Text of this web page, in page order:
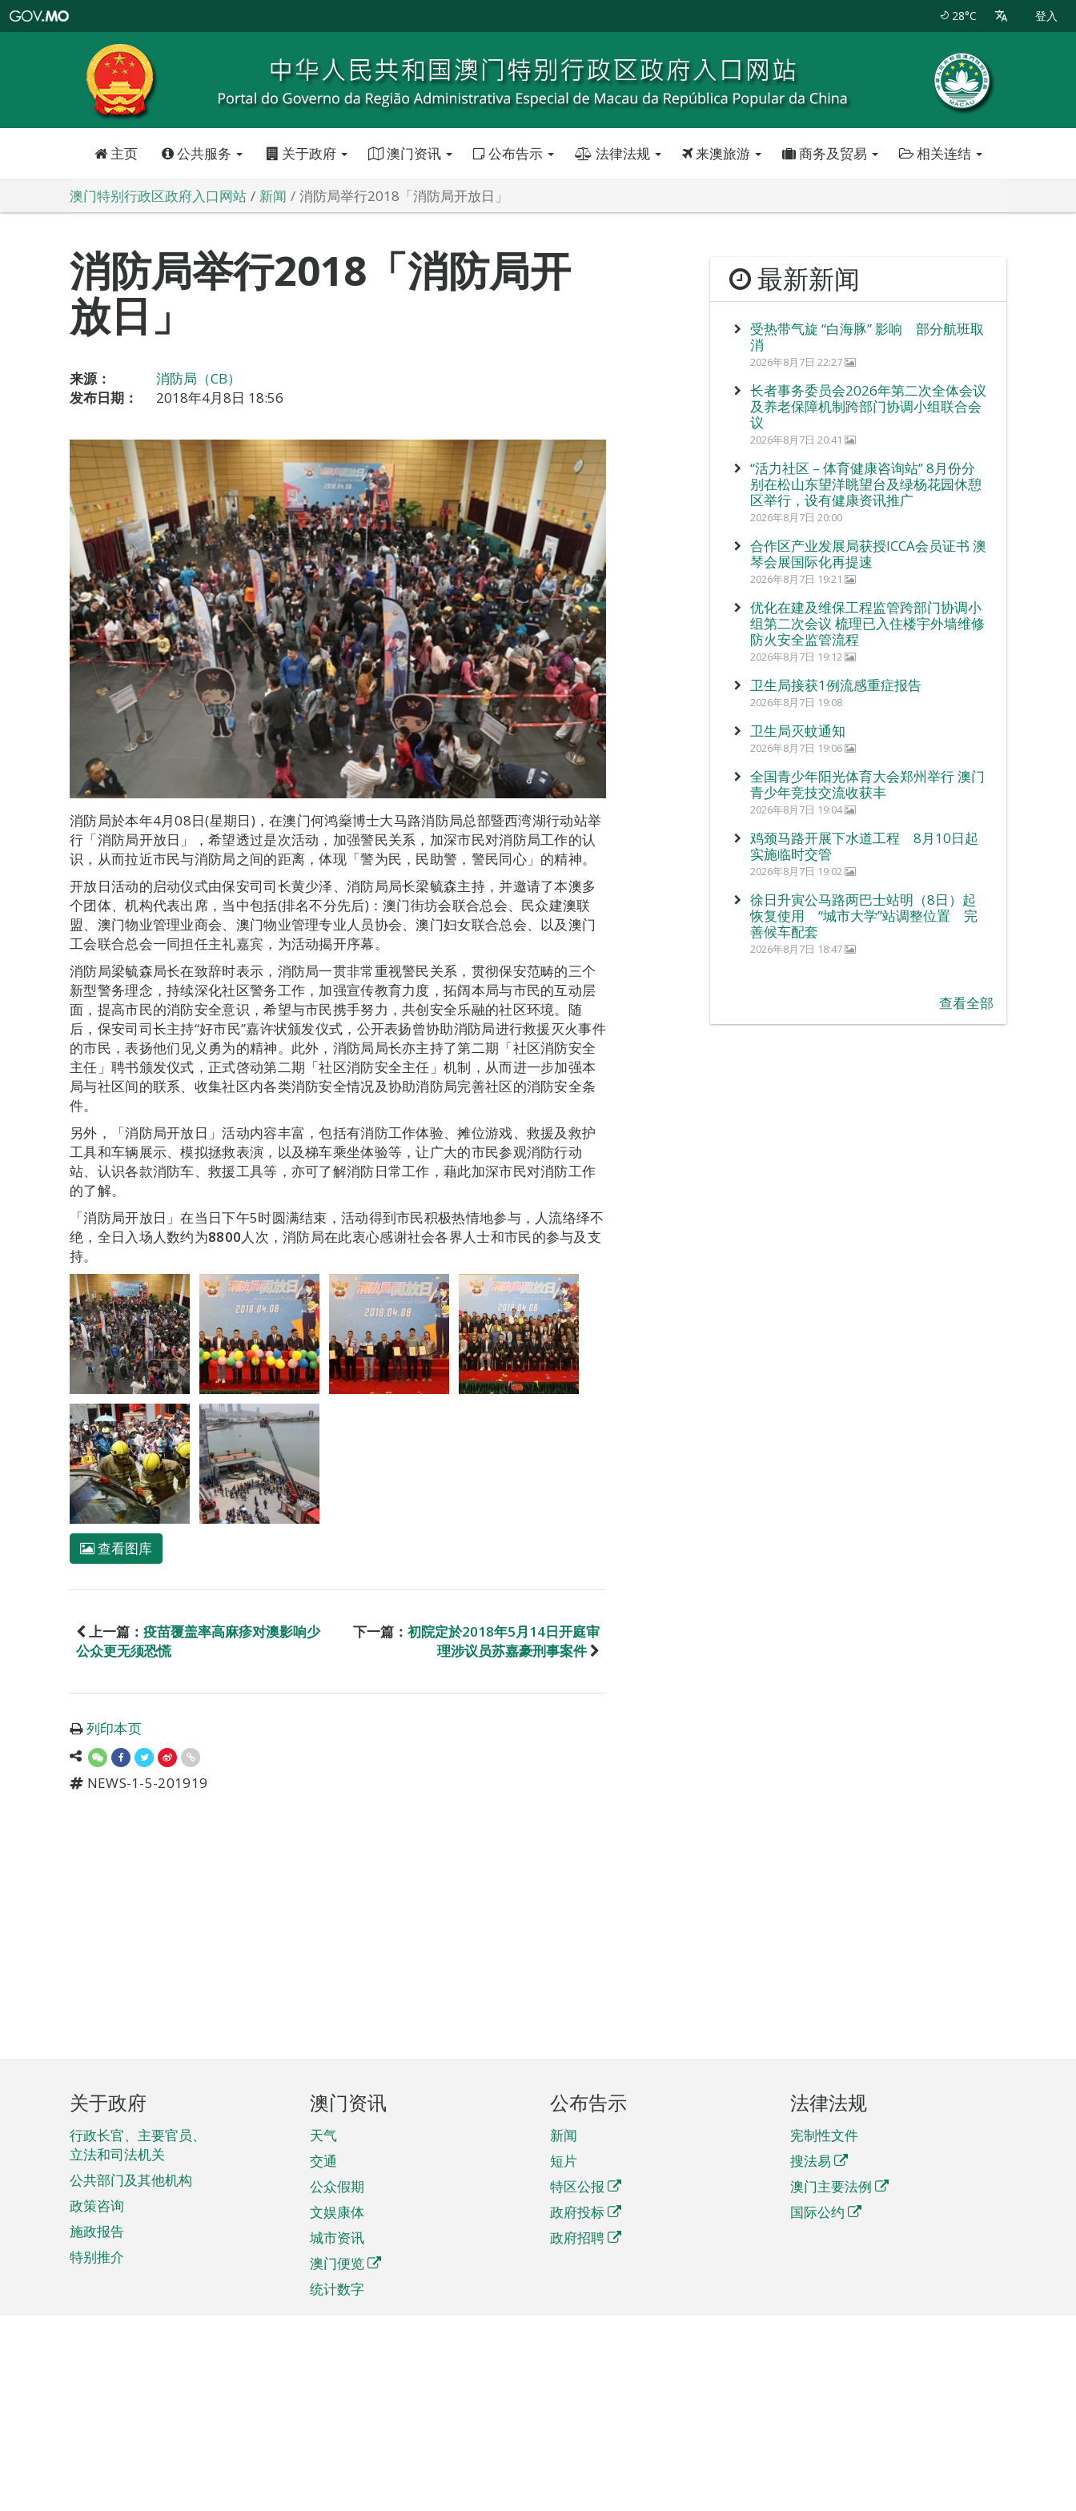
特
政
区
政
口
28°C 登入
主页 公共服务 关于政府 澳门资讯 公布告示 法律法规 来澳旅游 商务及贸易 相关连结
澳门特别行政区政府入口网站 新闻 消防局举行2018「消防局开放日」
消防局举行2018「消防局开
放日」
来源：
消防局（CB）
发布日期：
2018年4月8日 18:56
消防局於本年4月08日(星期日)，在澳门何鸿燊博士大马路消防局总部暨西湾湖行动站举
行「消防局开放日」，希望透过是次活动，加强警民关系，加深市民对消防局工作的认
识，从而拉近市民与消防局之间的距离，体现「警为民，民助警，警民同心」的精神。
开放日活动的启动仪式由保安司司长黄少泽、消防局局长梁毓森主持，并邀请了本澳多
个团体、机构代表出席，当中包括(排名不分先后)：澳门街坊会联合总会、民众建澳联
盟、澳门物业管理业商会、澳门物业管理专业人员协会、澳门妇女联合总会、以及澳门
工会联合总会一同担任主礼嘉宾，为活动揭开序幕。
消防局梁毓森局长在致辞时表示，消防局一贯非常重视警民关系，贯彻保安范畴的三个
新型警务理念，持续深化社区警务工作，加强宣传教育力度，拓阔本局与市民的互动层
面，提高市民的消防安全意识，希望与市民携手努力，共创安全乐融的社区环境。随
后，保安司司长主持“好市民”嘉许状颁发仪式，公开表扬曾协助消防局进行救援灭火事件
的市民，表扬他们见义勇为的精神。此外，消防局局长亦主持了第二期「社区消防安全
主任」聘书颁发仪式，正式啓动第二期「社区消防安全主任」机制，从而进一步加强本
局与社区间的联系、收集社区内各类消防安全情况及协助消防局完善社区的消防安全条
件。
另外，「消防局开放日」活动内容丰富，包括有消防工作体验、摊位游戏、救援及救护
工具和车辆展示、模拟拯救表演，以及梯车乘坐体验等，让广大的市民参观消防行动
站、认识各款消防车、救援工具等，亦可了解消防日常工作，藉此加深市民对消防工作
的了解。
「消防局开放日」在当日下午5时圆满结束，活动得到市民积极热情地参与，人流络绎不
绝，全日入场人数约为8800 人次，消防局在此衷心感谢社会各界人士和市民的参与及支
持。
查看图库
上一篇： 疫苗覆盖率高麻疹对澳影响少
公众更无须恐慌
下一篇： 初院定於2018年5月14日开庭审
理涉议员苏嘉豪刑事案件
列印本页
NEWS-1-5-201919
最新新闻
受热带气旋 “白海豚” 影响 部分航班取
消
2026年8月7日 22:27
长者事务委员会2026年第二次全体会议
及养老保障机制跨部门协调小组联合会
议
2026年8月7日 20:41
“活力社区 – 体育健康咨询站” 8月份分
别在松山东望洋眺望台及绿杨花园休憩
区举行，设有健康资讯推广
2026年8月7日 20:00
合作区产业发展局获授ICCA会员证书 澳
琴会展国际化再提速
2026年8月7日 19:21
优化在建及维保工程监管跨部门协调小
组第二次会议 梳理已入住楼宇外墙维修
防火安全监管流程
2026年8月7日 19:12
卫生局接获1例流感重症报告
2026年8月7日 19:08
卫生局灭蚊通知
2026年8月7日 19:06
全国青少年阳光体育大会郑州举行 澳门
青少年竞技交流收获丰
2026年8月7日 19:04
鸡颈马路开展下水道工程 8月10日起
实施临时交管
2026年8月7日 19:02
徐日升寅公马路两巴士站明（8日）起
恢复使用 “城市大学”站调整位置 完
善候车配套
2026年8月7日 18:47
查看全部
页
脚
菜
单
关于政府
行政长官、主要官员、
立法和司法机关
公共部门及其他机构
政策咨询
施政报告
特别推介
澳门资讯
天气
交通
公众假期
文娱康体
城市资讯
澳门便览
统计数字
公布告示
新闻
短片
特区公报
政府投标
政府招聘
法律法规
宪制性文件
搜法易
澳门主要法例
国际公约